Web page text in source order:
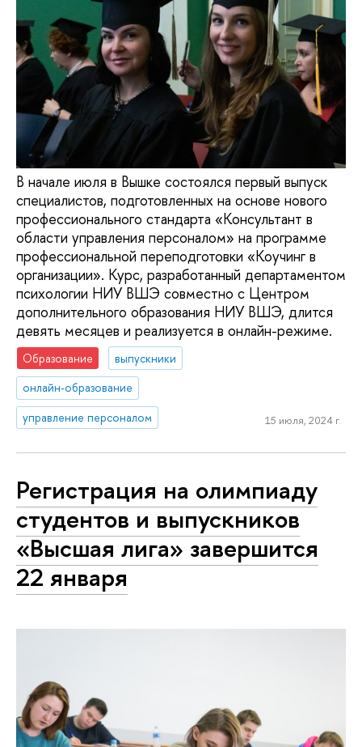
В начале июля в Вышке состоялся первый выпуск
специалистов, подготовленных на основе нового
профессионального стандарта «Консультант в
области управления персоналом» на программе
профессиональной переподготовки «Коучинг в
организации». Курс, разработанный департаментом
психологии НИУ ВШЭ совместно с Центром
дополнительного образования НИУ ВШЭ, длится
девять месяцев и реализуется в онлайн-режиме.
Образование
выпускники
онлайн-образование
управление персоналом
15 июля, 2024 г.
Регистрация на олимпиаду
студентов и выпускников
«Высшая лига» завершится
22 января